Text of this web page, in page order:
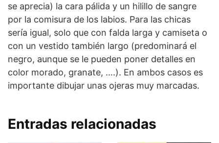
se aprecia) la cara pálida y un hilillo de sangre
por la comisura de los labios. Para las chicas
sería igual, solo que con falda larga y camiseta o
con un vestido también largo (predominará el
negro, aunque se le pueden poner detalles en
color morado, granate, ….). En ambos casos es
importante dibujar unas ojeras muy marcadas.
Entradas relacionadas